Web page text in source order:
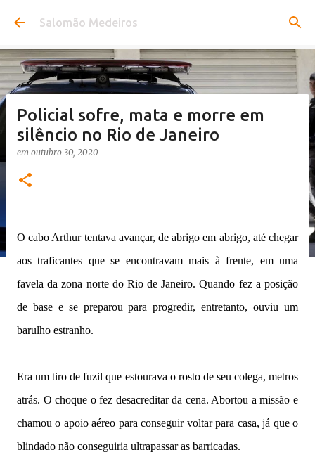
Pular para o conteúdo principal
Salomão Medeiros
Policial sofre, mata e morre em
silêncio no Rio de Janeiro
em outubro 30, 2020
O cabo Arthur tentava avançar, de abrigo em abrigo, até chegar
aos traficantes que se encontravam mais à frente, em uma
favela da zona norte do Rio de Janeiro. Quando fez a posição
de base e se preparou para progredir, entretanto, ouviu um
barulho estranho.
Era um tiro de fuzil que estourava o rosto de seu colega, metros
atrás. O choque o fez desacreditar da cena. Abortou a missão e
chamou o apoio aéreo para conseguir voltar para casa, já que o
blindado não conseguiria ultrapassar as barricadas.